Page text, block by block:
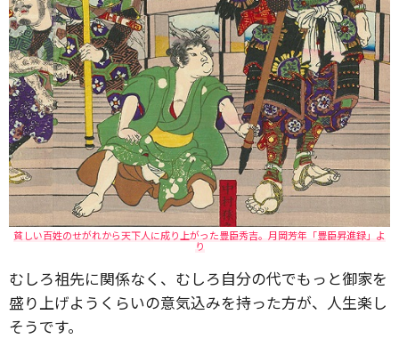
貧しい百姓のせがれから天下人に成り上がった豊臣秀吉。月岡芳年「豊臣昇進録」よ
り
むしろ祖先に関係なく、むしろ自分の代でもっと御家を
盛り上げようくらいの意気込みを持った方が、人生楽し
そうです。